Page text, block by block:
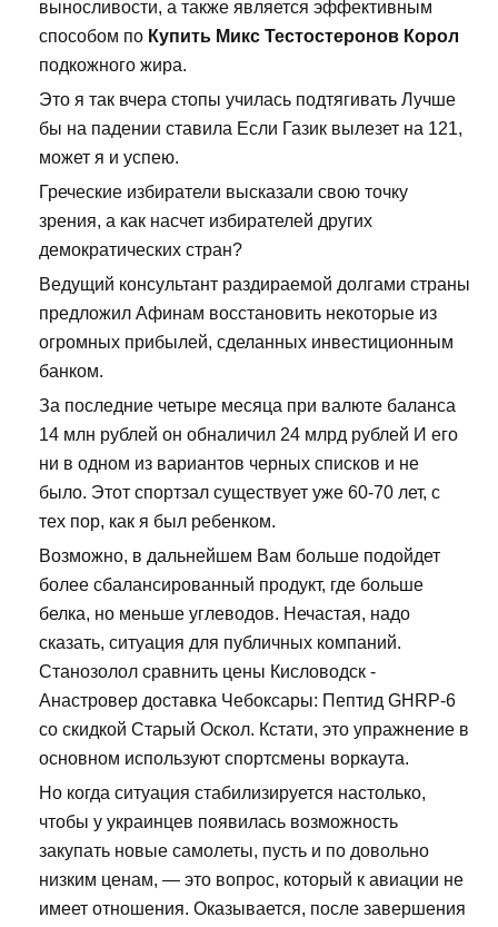
выносливости, а также является эффективным
способом по Купить Микс Тестостеронов Корол
подкожного жира.
Это я так вчера стопы училась подтягивать Лучше
бы на падении ставила Если Газик вылезет на 121,
может я и успею.
Греческие избиратели высказали свою точку
зрения, а как насчет избирателей других
демократических стран?
Ведущий консультант раздираемой долгами страны
предложил Афинам восстановить некоторые из
огромных прибылей, сделанных инвестиционным
банком.
За последние четыре месяца при валюте баланса
14 млн рублей он обналичил 24 млрд рублей И его
ни в одном из вариантов черных списков и не
было. Этот спортзал существует уже 60-70 лет, с
тех пор, как я был ребенком.
Возможно, в дальнейшем Вам больше подойдет
более сбалансированный продукт, где больше
белка, но меньше углеводов. Нечастая, надо
сказать, ситуация для публичных компаний.
Станозолол сравнить цены Кисловодск -
Анастровер доставка Чебоксары: Пептид GHRP-6
со скидкой Старый Оскол. Кстати, это упражнение в
основном используют спортсмены воркаута.
Но когда ситуация стабилизируется настолько,
чтобы у украинцев появилась возможность
закупать новые самолеты, пусть и по довольно
низким ценам, — это вопрос, который к авиации не
имеет отношения. Оказывается, после завершения